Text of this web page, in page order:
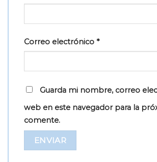
Correo electrónico *
Guarda mi nombre, correo
web en este navegador para la
comente.